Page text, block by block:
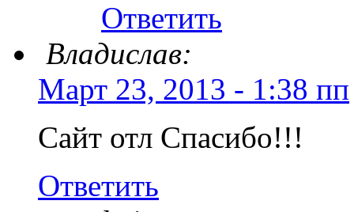
Ответить
Владислав:
Март 23, 2013 - 1:38 пп
Сайт отл Спасибо!!!
Ответить